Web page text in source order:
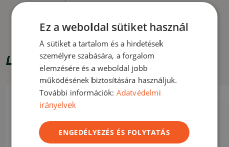
JELLEMZŐK
kényelmes szabás
FELHASZNÁLÁS
Alsó rétegként alkalmas.
Limitált ajánlat
Ez a weboldal sütiket használ
A sütiket a tartalom és a hirdetések
személyre szabására, a forgalom
elemzésére és a weboldal jobb
működésének biztosítására használjuk.
További információk:Adatvédelmi
irányelvek
ENGEDÉLYEZÉS ÉS FOLYTATÁS